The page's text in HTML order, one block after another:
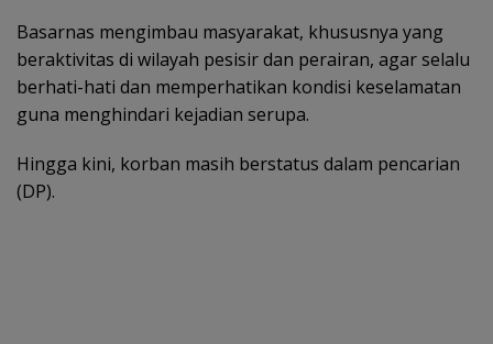
Basarnas mengimbau masyarakat, khususnya yang
beraktivitas di wilayah pesisir dan perairan, agar selalu
berhati-hati dan memperhatikan kondisi keselamatan
guna menghindari kejadian serupa.
Hingga kini, korban masih berstatus dalam pencarian
(DP).